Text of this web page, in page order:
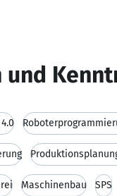
Maschinenbau SPS